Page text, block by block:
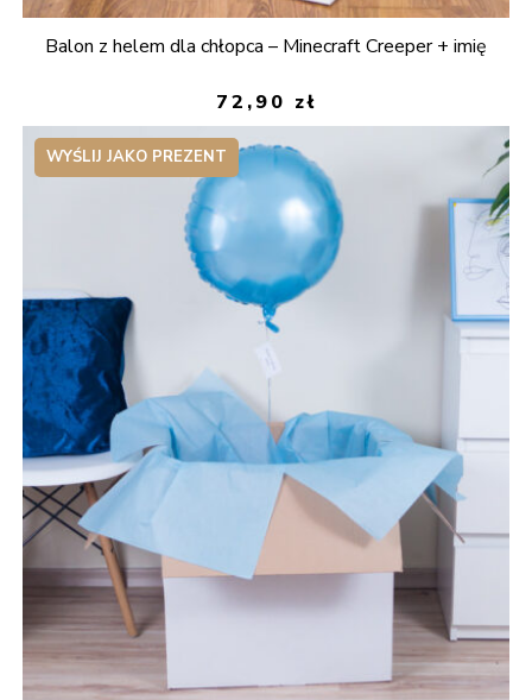
Balon z helem dla chłopca – Minecraft Creeper + imię
72,90 zł
WYŚLIJ JAKO PREZENT